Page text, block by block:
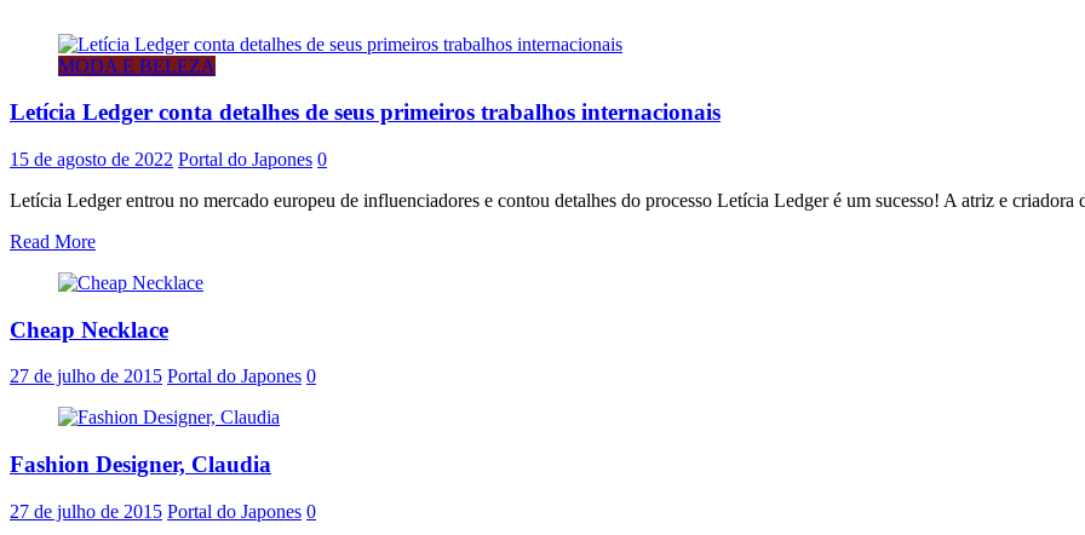
MODA E BELEZA
Letícia Ledger conta detalhes de seus primeiros trabalhos internacionais
15 de agosto de 2022 Portal do Japones 0
Letícia Ledger entrou no mercado europeu de influenciadores e contou detalhes do processo Letícia Ledger é um sucesso! A atriz e criadora
Read More
Cheap Necklace
27 de julho de 2015 Portal do Japones 0
Fashion Designer, Claudia
27 de julho de 2015 Portal do Japones 0